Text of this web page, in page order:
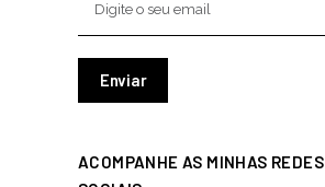
ACOMPANHE AS MINHAS REDES